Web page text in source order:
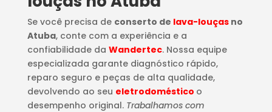
Se você precisa de conserto de lava-louçasno
Atuba, conte com a experiência e a
confiabilidade da Wandertec. Nossa equipe
especializada garante diagnóstico rápido,
reparo seguro e peças de alta qualidade,
devolvendo ao seu eletrodoméstico o
desempenho original. Trabalhamos com